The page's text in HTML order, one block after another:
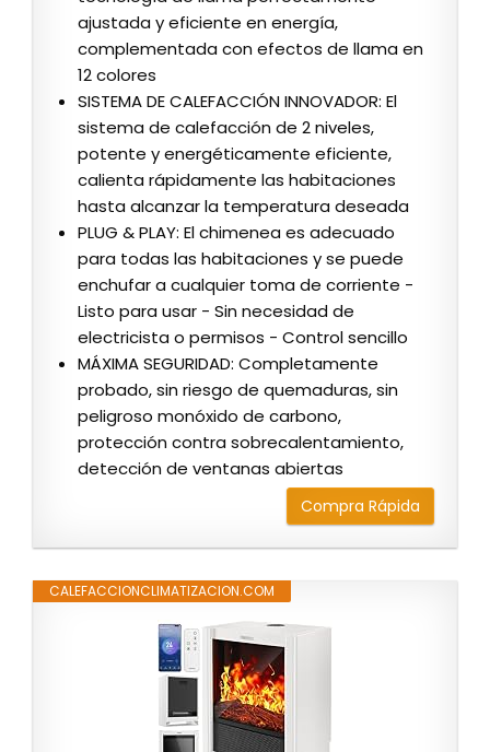
ajustada y eficiente en energía,
complementada con efectos de llama en
12 colores
SISTEMA DE CALEFACCIÓN INNOVADOR: El
sistema de calefacción de 2 niveles,
potente y energéticamente eficiente,
calienta rápidamente las habitaciones
hasta alcanzar la temperatura deseada
PLUG & PLAY: El chimenea es adecuado
para todas las habitaciones y se puede
enchufar a cualquier toma de corriente -
Listo para usar - Sin necesidad de
electricista o permisos - Control sencillo
MÁXIMA SEGURIDAD: Completamente
probado, sin riesgo de quemaduras, sin
peligroso monóxido de carbono,
protección contra sobrecalentamiento,
detección de ventanas abiertas
Compra Rápida
CALEFACCIONCLIMATIZACION.COM